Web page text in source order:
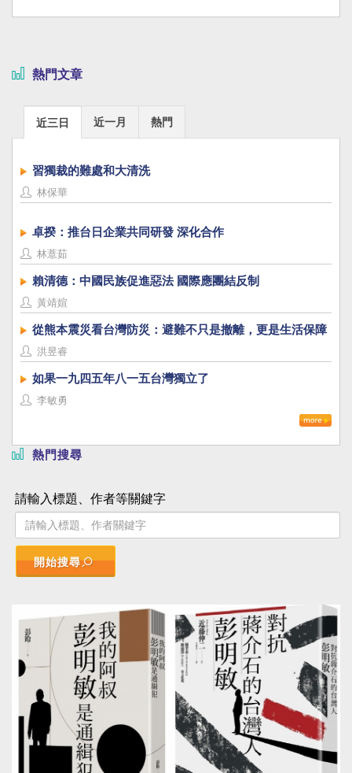
熱門文章
近三日 近一月 熱門
習獨裁的難處和大清洗
林保華
卓揆：推台日企業共同研發 深化合作
林薏茹
賴清德：中國民族促進惡法 國際應團結反制
黃靖媗
從熊本震災看台灣防災：避難不只是撤離，更是生活保障
洪昱睿
如果一九四五年八一五台灣獨立了
李敏勇
熱門搜尋
請輸入標題、作者等關鍵字
開始搜尋